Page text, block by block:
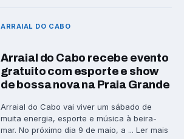
ARRAIAL DO CABO
Arraial do Cabo recebe evento
gratuito com esporte e show
de bossa nova na Praia Grande
Arraial do Cabo vai viver um sábado de
muita energia, esporte e música à beira-
mar. No próximo dia 9 de maio, a ... Ler mais